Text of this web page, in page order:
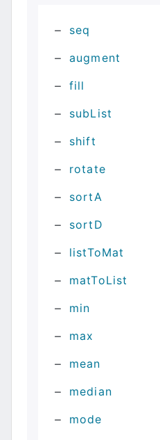
seq
augment
fill
subList
shift
rotate
sortA
sortD
listToMat
matToList
min
max
mean
median
mode